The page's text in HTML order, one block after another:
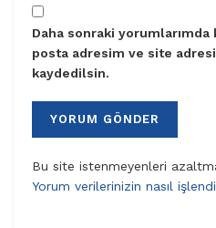
Daha sonraki yorumlarımda
posta adresim ve site
kaydedilsin.
Bu site istenmeyenleri
Yorum verilerinizin nasıl